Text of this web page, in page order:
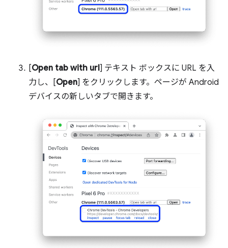
[Open tab with url] テキスト ボックスに URL を入
力し、[Open] をクリックします。ページが Android
デバイスの新しいタブで開きます。